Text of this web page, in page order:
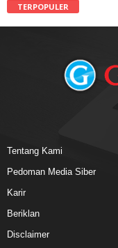
TERPOPULER
Tentang Kami
Pedoman Media Siber
Karir
Beriklan
Disclaimer